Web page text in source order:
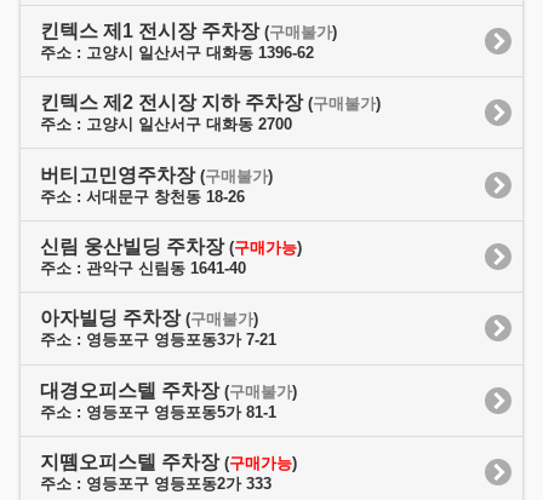
킨텍스 제1 전시장 주차장 (구매불가)
주소 : 고양시 일산서구 대화동 1396-62
킨텍스 제2 전시장 지하 주차장 (구매불가)
주소 : 고양시 일산서구 대화동 2700
버티고민영주차장 (구매불가)
주소 : 서대문구 창천동 18-26
신림 웅산빌딩 주차장 (구매가능)
주소 : 관악구 신림동 1641-40
아자빌딩 주차장 (구매불가)
주소 : 영등포구 영등포동3가 7-21
대경오피스텔 주차장 (구매불가)
주소 : 영등포구 영등포동5가 81-1
지뗌오피스텔 주차장 (구매가능)
주소 : 영등포구 영등포동2가 333